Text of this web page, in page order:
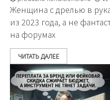
Женщина с дрелью в
из 2023 года, а не
на форумах
ЧИТАТЬ ДАЛЕЕ